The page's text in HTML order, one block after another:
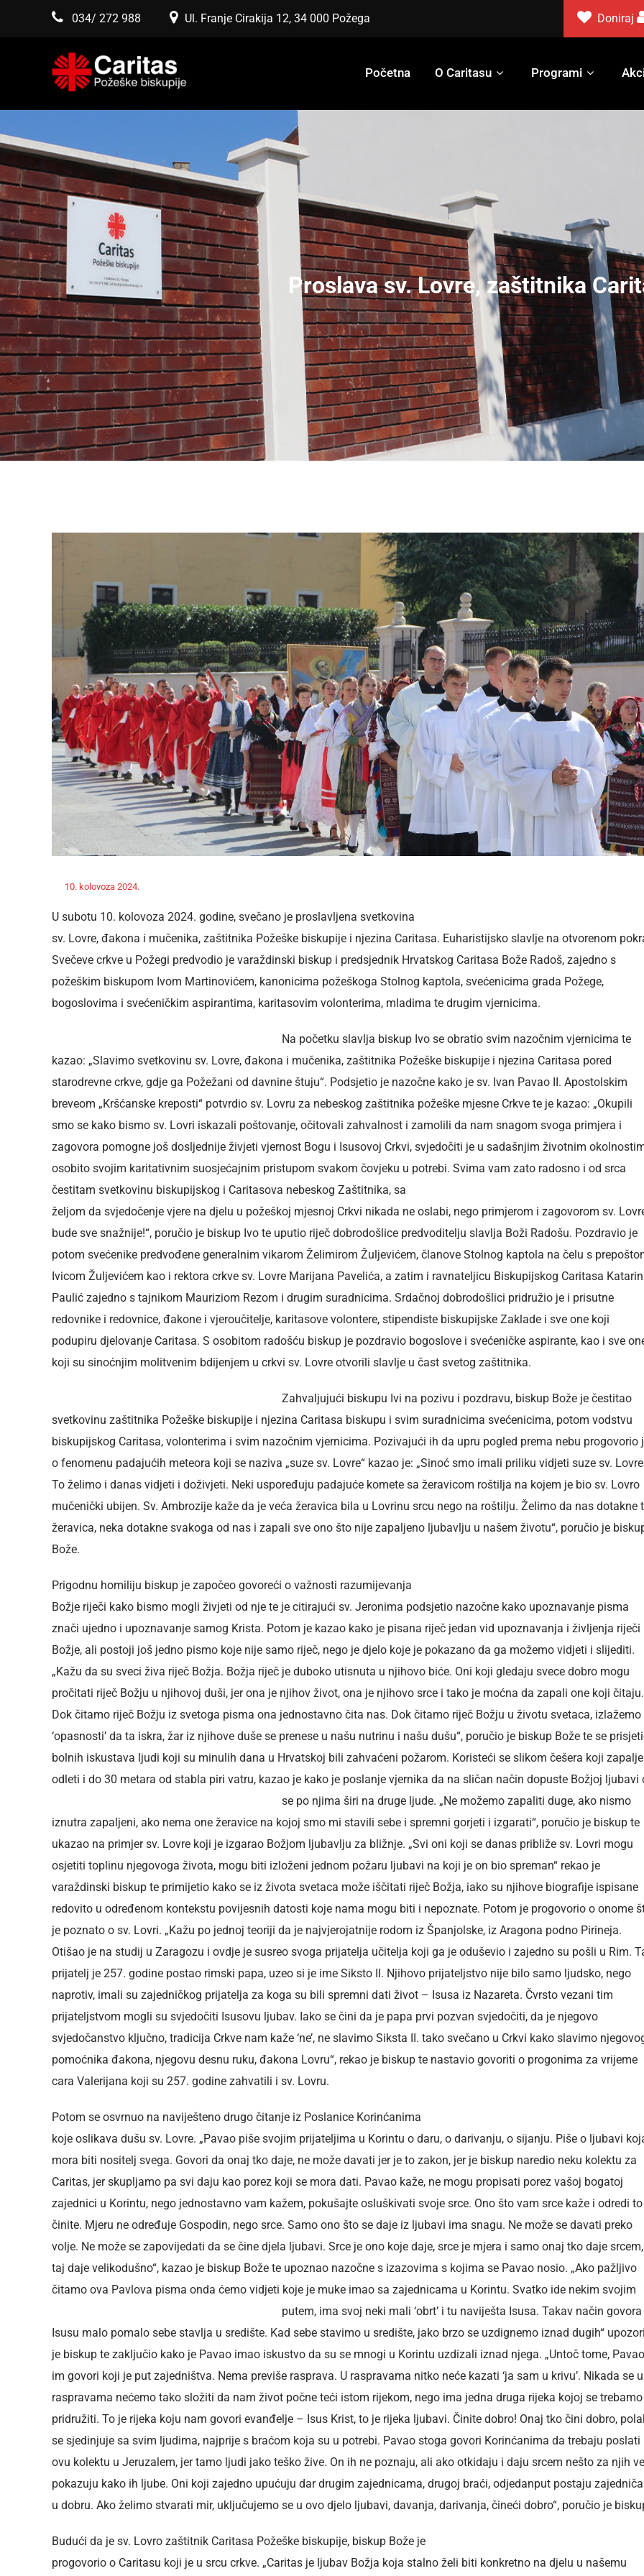
034/ 272 988 Ul. Franje Cirakija 12, 34 000 Požega Doniraj
Početna O Caritasu Programi
Proslava sv. Lovre, zaštitnika
10. kolovoza 2024.
U subotu 10. kolovoza 2024. godine, svečano je proslavljena svetkovina
sv. Lovre, đakona i mučenika, zaštitnika Požeške biskupije i njezina Caritasa. Euharistijsko slavlje na otvorenom
Svečeve crkve u Požegi predvodio je varaždinski biskup i predsjednik Hrvatskog Caritasa Bože Radoš, zajedno s
požeškim biskupom Ivom Martinovićem, kanonicima požeškoga Stolnog kaptola, svećenicima grada Požege,
bogoslovima i svećeničkim aspirantima, karitasovim volonterima, mladima te drugim vjernicima.
Na početku slavlja biskup Ivo se obratio svim nazočnim vjernicima te
kazao: „Slavimo svetkovinu sv. Lovre, đakona i mučenika, zaštitnika Požeške biskupije i njezina Caritasa pored
starodrevne crkve, gdje ga Požežani od davnine štuju“. Podsjetio je nazočne kako je sv. Ivan Pavao II. Apostolskim
breveom „Kršćanske kreposti“ potvrdio sv. Lovru za nebeskog zaštitnika požeške mjesne Crkve te je kazao: „Okupili
smo se kako bismo sv. Lovri iskazali poštovanje, očitovali zahvalnost i zamolili da nam snagom svoga primjera i
zagovora pomogne još dosljednije živjeti vjernost Bogu i Isusovoj Crkvi, svjedočiti je u sadašnjim životnim
osobito svojim karitativnim suosjećajnim pristupom svakom čovjeku u potrebi. Svima vam zato radosno i od srca
čestitam svetkovinu biskupijskog i Caritasova nebeskog Zaštitnika, sa
željom da svjedočenje vjere na djelu u požeškoj mjesnoj Crkvi nikada ne oslabi, nego primjerom i zagovorom sv.
bude sve snažnije!“, poručio je biskup Ivo te uputio riječ dobrodošlice predvoditelju slavlja Boži Radošu. Pozdravio je
potom svećenike predvođene generalnim vikarom Želimirom Žuljevićem, članove Stolnog kaptola na čelu s
Ivicom Žuljevićem kao i rektora crkve sv. Lovre Marijana Pavelića, a zatim i ravnateljicu Biskupijskog Caritasa
Paulić zajedno s tajnikom Mauriziom Rezom i drugim suradnicima. Srdačnoj dobrodošlici pridružio je i prisutne
redovnike i redovnice, đakone i vjeroučitelje, karitasove volontere, stipendiste biskupijske Zaklade i sve one koji
podupiru djelovanje Caritasa. S osobitom radošću biskup je pozdravio bogoslove i svećeničke aspirante, kao i sve
koji su sinoćnjim molitvenim bdijenjem u crkvi sv. Lovre otvorili slavlje u čast svetog zaštitnika.
Zahvaljujući biskupu Ivi na pozivu i pozdravu, biskup Bože je čestitao
svetkovinu zaštitnika Požeške biskupije i njezina Caritasa biskupu i svim suradnicima svećenicima, potom vodstvu
biskupijskog Caritasa, volonterima i svim nazočnim vjernicima. Pozivajući ih da upru pogled prema nebu progovorio
o fenomenu padajućih meteora koji se naziva „suze sv. Lovre“ kazao je: „Sinoć smo imali priliku vidjeti suze sv.
To želimo i danas vidjeti i doživjeti. Neki uspoređuju padajuće komete sa žeravicom roštilja na kojem je bio sv. Lovro
mučenički ubijen. Sv. Ambrozije kaže da je veća žeravica bila u Lovrinu srcu nego na roštilju. Želimo da nas dotakne
žeravica, neka dotakne svakoga od nas i zapali sve ono što nije zapaljeno ljubavlju u našem životu“, poručio je
Bože.
Prigodnu homiliju biskup je započeo govoreći o važnosti razumijevanja
Božje riječi kako bismo mogli živjeti od nje te je citirajući sv. Jeronima podsjetio nazočne kako upoznavanje pisma
znači ujedno i upoznavanje samog Krista. Potom je kazao kako je pisana riječ jedan vid upoznavanja i življenja riječi
Božje, ali postoji još jedno pismo koje nije samo riječ, nego je djelo koje je pokazano da ga možemo vidjeti i slijediti.
„Kažu da su sveci živa riječ Božja. Božja riječ je duboko utisnuta u njihovo biće. Oni koji gledaju svece dobro mogu
pročitati riječ Božju u njihovoj duši, jer ona je njihov život, ona je njihovo srce i tako je moćna da zapali one koji čitaju.
Dok čitamo riječ Božju iz svetoga pisma ona jednostavno čita nas. Dok čitamo riječ Božju u životu svetaca, izlažemo
‘opasnosti’ da ta iskra, žar iz njihove duše se prenese u našu nutrinu i našu dušu“, poručio je biskup Bože te se
bolnih iskustava ljudi koji su minulih dana u Hrvatskoj bili zahvaćeni požarom. Koristeći se slikom češera koji
odleti i do 30 metara od stabla piri vatru, kazao je kako je poslanje vjernika da na sličan način dopuste Božjoj ljubavi
se po njima širi na druge ljude. „Ne možemo zapaliti duge, ako nismo
iznutra zapaljeni, ako nema one žeravice na kojoj smo mi stavili sebe i spremni gorjeti i izgarati“, poručio je biskup te
ukazao na primjer sv. Lovre koji je izgarao Božjom ljubavlju za bližnje. „Svi oni koji se danas približe sv. Lovri mogu
osjetiti toplinu njegovoga života, mogu biti izloženi jednom požaru ljubavi na koji je on bio spreman“ rekao je
varaždinski biskup te primijetio kako se iz života svetaca može iščitati riječ Božja, iako su njihove biografije ispisane
redovito u određenom kontekstu povijesnih datosti koje nama mogu biti i nepoznate. Potom je progovorio o onome
je poznato o sv. Lovri. „Kažu po jednoj teoriji da je najvjerojatnije rodom iz Španjolske, iz Aragona podno Pirineja.
Otišao je na studij u Zaragozu i ovdje je susreo svoga prijatelja učitelja koji ga je oduševio i zajedno su pošli u Rim.
prijatelj je 257. godine postao rimski papa, uzeo si je ime Siksto II. Njihovo prijateljstvo nije bilo samo ljudsko, nego
naprotiv, imali su zajedničkog prijatelja za koga su bili spremni dati život – Isusa iz Nazareta. Čvrsto vezani tim
prijateljstvom mogli su svjedočiti Isusovu ljubav. Iako se čini da je papa prvi pozvan svjedočiti, da je njegovo
svjedočanstvo ključno, tradicija Crkve nam kaže ‘ne’, ne slavimo Siksta II. tako svečano u Crkvi kako slavimo
pomoćnika đakona, njegovu desnu ruku, đakona Lovru“, rekao je biskup te nastavio govoriti o progonima za vrijeme
cara Valerijana koji su 257. godine zahvatili i sv. Lovru.
Potom se osvrnuo na naviješteno drugo čitanje iz Poslanice Korinćanima
koje oslikava dušu sv. Lovre. „Pavao piše svojim prijateljima u Korintu o daru, o darivanju, o sijanju. Piše o ljubavi
mora biti nositelj svega. Govori da onaj tko daje, ne može davati jer je to zakon, jer je biskup naredio neku kolektu za
Caritas, jer skupljamo pa svi daju kao porez koji se mora dati. Pavao kaže, ne mogu propisati porez vašoj bogatoj
zajednici u Korintu, nego jednostavno vam kažem, pokušajte osluškivati svoje srce. Ono što vam srce kaže i odredi to
činite. Mjeru ne određuje Gospodin, nego srce. Samo ono što se daje iz ljubavi ima snagu. Ne može se davati preko
volje. Ne može se zapovijedati da se čine djela ljubavi. Srce je ono koje daje, srce je mjera i samo onaj tko daje srcem,
taj daje velikodušno“, kazao je biskup Bože te upoznao nazočne s izazovima s kojima se Pavao nosio. „Ako pažljivo
čitamo ova Pavlova pisma onda ćemo vidjeti koje je muke imao sa zajednicama u Korintu. Svatko ide nekim svojim
putem, ima svoj neki mali ‘obrt’ i tu naviješta Isusa. Takav način
Isusu malo pomalo sebe stavlja u središte. Kad sebe stavimo u središte, jako brzo se uzdignemo iznad dugih“
je biskup te zaključio kako je Pavao imao iskustvo da su se mnogi u Korintu uzdizali iznad njega. „Untoč tome, Pavao
im govori koji je put zajedništva. Nema previše rasprava. U raspravama nitko neće kazati ‘ja sam u krivu’. Nikada se u
raspravama nećemo tako složiti da nam život počne teći istom rijekom, nego ima jedna druga rijeka kojoj se trebamo
pridružiti. To je rijeka koju nam govori evanđelje – Isus Krist, to je rijeka ljubavi. Činite dobro! Onaj tko čini dobro,
se sjedinjuje sa svim ljudima, najprije s braćom koja su u potrebi. Pavao stoga govori Korinćanima da trebaju poslati
ovu kolektu u Jeruzalem, jer tamo ljudi jako teško žive. On ih ne poznaju, ali ako otkidaju i daju srcem nešto za njih
pokazuju kako ih ljube. Oni koji zajedno upućuju dar drugim zajednicama, drugoj braći, odjedanput postaju
u dobru. Ako želimo stvarati mir, uključujemo se u ovo djelo ljubavi, davanja, darivanja, čineći dobro“, poručio je
Budući da je sv. Lovro zaštitnik Caritasa Požeške biskupije, biskup Bože je
progovorio o Caritasu koji je u srcu crkve. „Caritas je ljubav Božja koja stalno želi biti konkretno na djelu u našemu